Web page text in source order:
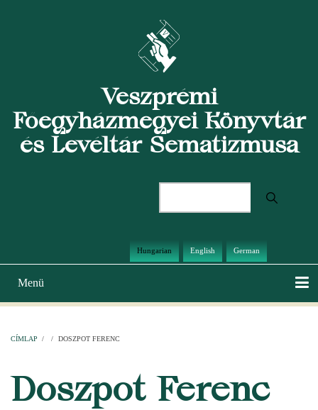
Veszprémi
Főegyházmegyei Könyvtár
és Levéltár Sematizmusa
Hungarian English German
Main
navigation
Menü
CÍMLAP / / DOSZPOT FERENC
Doszpot Ferenc